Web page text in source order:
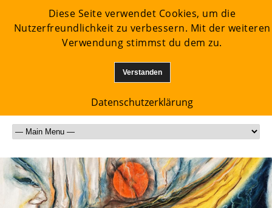
Diese Seite verwendet Cookies, um die
Nutzerfreundlichkeit zu verbessern. Mit der weiteren
Verwendung stimmst du dem zu.
Verstanden
Datenschutzerklärung